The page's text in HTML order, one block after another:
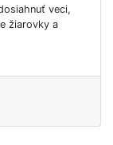
veci,
žiarovky a